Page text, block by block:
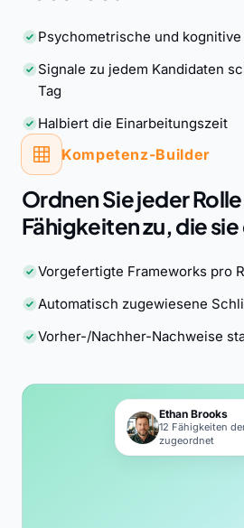
Psychometrische und kognitive
Signale zu jedem Kandidaten
Tag
Halbiert die Einarbeitungszeit
Kompetenz-Builder
Ordnen Sie jeder
Fähigkeiten zu, die
Vorgefertigte Frameworks pro
Automatisch zugewiesene
Vorher-/Nachher-Nachweise
Ethan Brooks
12 Fähigkeiten
zugeordnet